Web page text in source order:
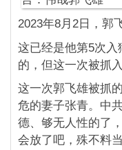
2023年8月2日，郭
这已经是他第5次
的，但这一次被抓
这一次郭飞雄被抓
危的妻子张青。中
德、够无人性的了
会放了吧，殊不料